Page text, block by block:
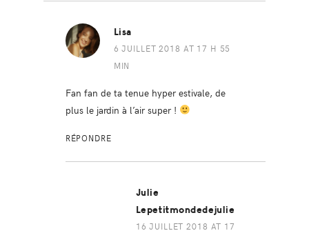
Lisa
6 JUILLET 2018 AT 17 H 55
MIN
Fan fan de ta tenue hyper estivale, de
plus le jardin à l’air super !
RÉPONDRE
Julie
Lepetitmondedejulie
16 JUILLET 2018 AT 17